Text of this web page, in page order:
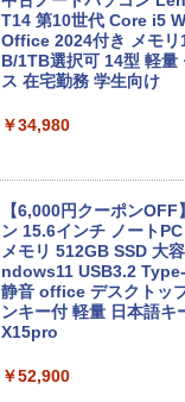
T14 第10世代 Core i5
Office 2024付き メモリ
B/1TB選択可 14型 軽量
ス 在宅勤務 学生向け
￥34,980
【6,000円クーポン
ン 15.6インチ ノート
メモリ 512GB SSD 大
ndows11 USB3.2
静音 office デスクトッ
ンキー付 軽量 日本語キ
X15pro
￥52,900